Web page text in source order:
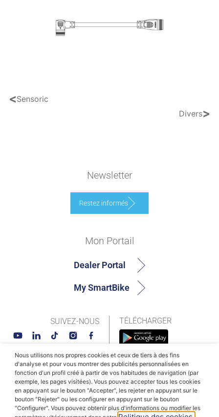
<Sensoric
Divers>
Newsletter
Restez informés
TÉLÉCHARGER
Mon Portail
Dealer Portal
My SmartBike
SUIVEZ-NOUS
© MAHLE SmartBike Systems 2026Conditions générales
Politique de confidentialitéPolitique des cookies
Nous utilisons nos propres cookies et ceux de tiers à des fins
d'analyse et pour vous montrer des publicités personnalisées en
fonction d'un profil créé à partir de vos habitudes de navigation (par
exemple, les pages visitées). Vous pouvez accepter tous les cookies
en appuyant sur le bouton "Accepter", les rejeter en appuyant sur le
bouton "Rejeter" ou les configurer en appuyant sur le bouton
"Configurer". Vous pouvez obtenir plus d'informations ou modifier les